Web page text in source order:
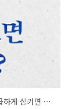
숙이는 것이 어
있..
"음식을 많이 씹으면 살이 덜 찌는 이유! 급하게 삼키면 살찌는 과학적 근거"